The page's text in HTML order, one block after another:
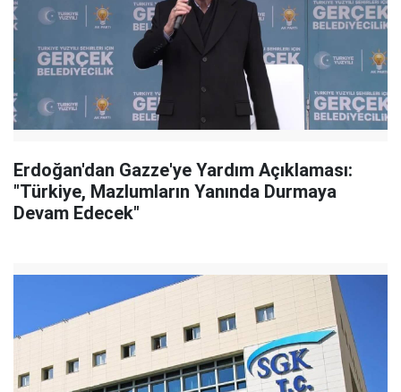
Erdoğan'dan Gazze'ye Yardım Açıklaması:
"Türkiye, Mazlumların Yanında Durmaya
Devam Edecek"